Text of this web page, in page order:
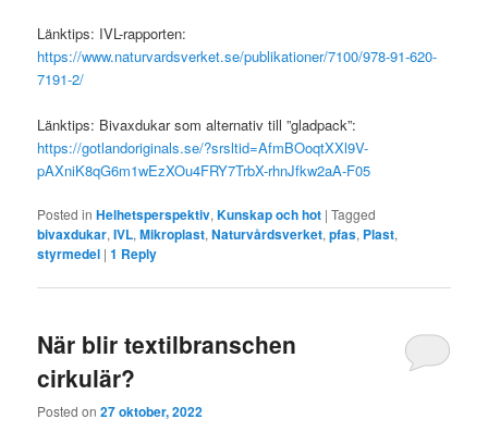
Länktips: IVL-rapporten:
https://www.naturvardsverket.se/publikationer/7100/978-91-620-
7191-2/
Länktips: Bivaxdukar som alternativ till ”gladpack”:
https://gotlandoriginals.se/?srsltid=AfmBOoqtXXl9V-
pAXniK8qG6m1wEzXOu4FRY7TrbX-rhnJfkw2aA-F05
Posted in Helhetsperspektiv,Kunskap och hot |Tagged
bivaxdukar,IVL,Mikroplast,Naturvårdsverket,pfas, Plast,
styrmedel |1 Reply
När blir textilbranschen
cirkulär?
Posted on27 oktober, 2022